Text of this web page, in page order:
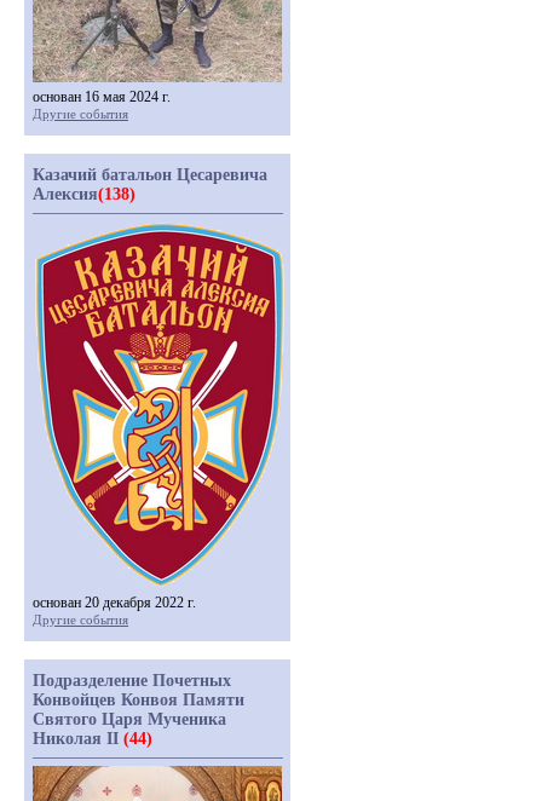
основан 16 мая 2024 г.
Другие события
Казачий батальон Цесаревича
Алексия(138)
основан 20 декабря 2022 г.
Другие события
Подразделение Почетных
Конвойцев Конвоя Памяти
Святого Царя Мученика
Николая II (44)